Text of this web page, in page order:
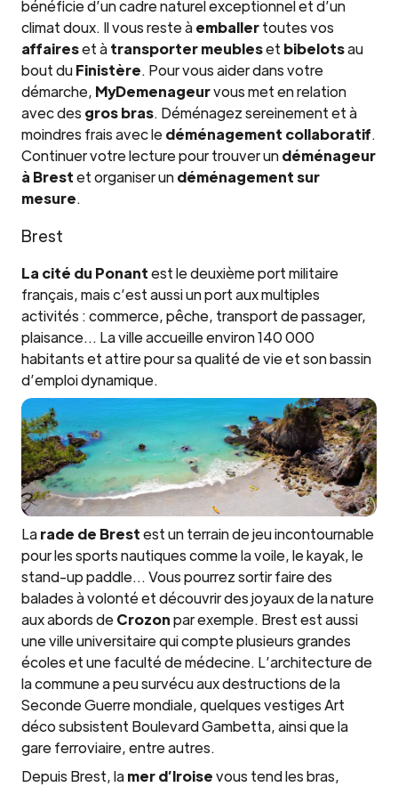
bénéficie d’un cadre naturel exceptionnel et d’un
climat doux. Il vous reste àemballertoutes vos
affaireset àtransporter meubleset bibelotsau
bout duFinistère. Pour vous aider dans votre
démarche, MyDemenageurvous met en relation
avec des gros bras. Déménagez sereinement et à
moindres frais avec ledéménagement collaboratif.
Continuer votre lecture pour trouver undéménageur
à Brestet organiser undéménagement sur
mesure.
Brest
La cité du Ponantest le deuxième port militaire
français, mais c’est aussi un port aux multiples
activités : commerce, pêche, transport de passager,
plaisance… La ville accueille environ 140 000
habitants et attire pour sa qualité de vie et son bassin
d’emploi dynamique.
Larade de Brestest un terrain de jeu incontournable
pour les sports nautiques comme la voile, le kayak, le
stand-up paddle… Vous pourrez sortir faire des
balades à volonté et découvrir des joyaux de la nature
aux abords deCrozonpar exemple. Brest est aussi
une ville universitaire qui compte plusieurs grandes
écoles et une faculté de médecine. L’architecture de
la commune a peu survécu aux destructions de la
Seconde Guerre mondiale, quelques vestiges Art
déco subsistent Boulevard Gambetta, ainsi que la
gare ferroviaire, entre autres.
Depuis Brest, lamer d’Iroisevous tend les bras,